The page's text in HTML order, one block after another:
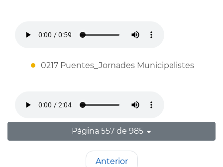
0217 Puentes_Jornades Municipalistes
Página 557 de 985
Anterior